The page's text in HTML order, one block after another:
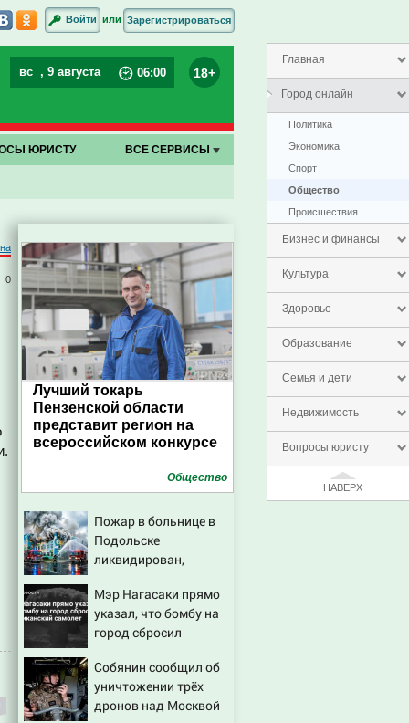
Главная
Город онлайн
Политика
Экономика
Спорт
Общество
Проиcшествия
Бизнес и финансы
Культура
Здоровье
Образование
Семья и дети
Недвижимость
Вопросы юристу
НАВЕРХ
Войти или Зарегистрироваться
вс , 9 августа 06:00 18+
ЮРИСТУ ВСЕ СЕРВИСЫ
0
Лучший токарь
Пензенской области
представит регион на
всероссийском конкурсе
Общество
Пожар в больнице в
Подольске
ликвидирован,
Мэр Нагасаки прямо
указал, что бомбу на
город сбросил
самолет
Собянин сообщил об
уничтожении трёх
дронов над Москвой